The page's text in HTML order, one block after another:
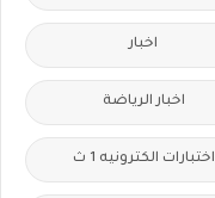
اخبار
اخبار الرياضة
اختبارات الكترونيه 1 ث